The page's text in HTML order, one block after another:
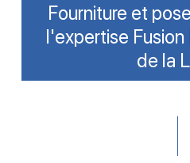
Fourniture et
l'expertise Fusion
de la